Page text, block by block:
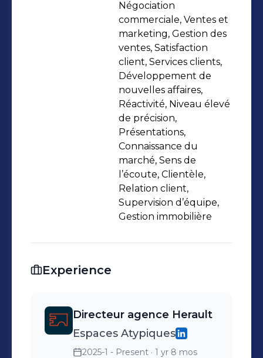
d’accompagner mon équipe et nos
clients dans la réalisation de leurs
projets immobiliers atypiques, tout en
valorisant l’architecture et les biens
une approche sur-mesure, combinant
passion pour l’immobilier et
excellence dans le service. 📍 Basé à
Montpellier | Secteur : Hérault 💼
Spécialités : Immobilier de prestige,
management d’équipes, stratégie
commerciale, accompagnement
personnalisé. 🤝 Toujours disponible
Négociation
commerciale, Ventes et
marketing, Gestion des
ventes, Satisfaction
client, Services clients,
Développement de
nouvelles affaires,
Réactivité, Niveau élevé
de précision,
Présentations,
Connaissance du
marché, Sens de
l’écoute, Clientèle,
Relation client,
Supervision d’équipe,
Gestion immobilière
Experience
Directeur agence Herault
Espaces Atypiques
2025-1 - Present · 1 yr 8 mos